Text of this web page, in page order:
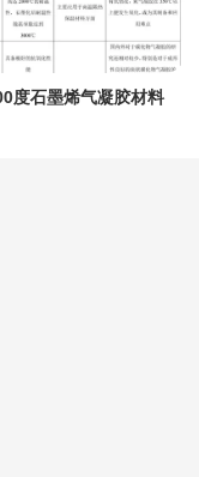
X射线测厚仪器